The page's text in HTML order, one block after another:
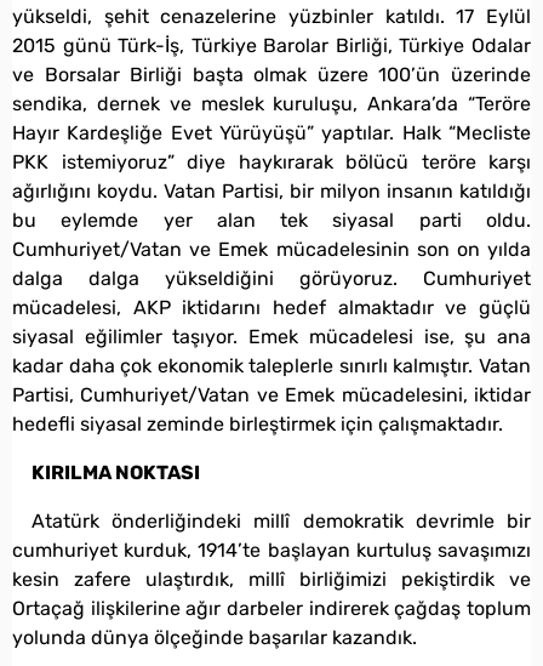
yükseldi, şehit cenazelerine yüzbinler katıldı. 17 Eylül
2015 günü Türk-İş, Türkiye Barolar Birliği, Türkiye Odalar
ve Borsalar Birliği başta olmak üzere 100’ün üzerinde
sendika, dernek ve meslek kuruluşu, Ankara’da “Teröre
Hayır Kardeşliğe Evet Yürüyüşü” yaptılar. Halk “Mecliste
PKK istemiyoruz” diye haykırarak bölücü teröre karşı
ağırlığını koydu. Vatan Partisi, bir milyon insanın katıldığı
bu eylemde yer alan tek siyasal parti oldu.
Cumhuriyet/Vatan ve Emek mücadelesinin son on yılda
dalga dalga yükseldiğini görüyoruz. Cumhuriyet
mücadelesi, AKP iktidarını hedef almaktadır ve güçlü
siyasal eğilimler taşıyor. Emek mücadelesi ise, şu ana
kadar daha çok ekonomik taleplerle sınırlı kalmıştır. Vatan
Partisi, Cumhuriyet/Vatan ve Emek mücadelesini, iktidar
hedefli siyasal zeminde birleştirmek için çalışmaktadır.
KIRILMA NOKTASI
Atatürk önderliğindeki millî demokratik devrimle bir
cumhuriyet kurduk, 1914’te başlayan kurtuluş savaşımızı
kesin zafere ulaştırdık, millî birliğimizi pekiştirdik ve
Ortaçağ ilişkilerine ağır darbeler indirerek çağdaş toplum
yolunda dünya ölçeğinde başarılar kazandık.